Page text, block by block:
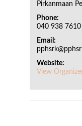
Pirkanmaan
Phone:
040 938 7610
Email:
Website:
View